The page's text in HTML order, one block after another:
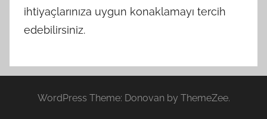
ihtiyaçlarınıza uygun konaklamayı tercih
edebilirsiniz.
WordPress Theme: Donovan by ThemeZee.